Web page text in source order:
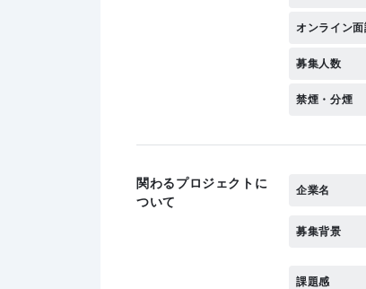
オンライン面
募集人数
禁煙・分煙
関わるプロジェクトに
ついて
企業名
募集背景
課題感